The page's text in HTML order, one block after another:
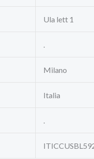
Ula lett 1
Milano
Italia